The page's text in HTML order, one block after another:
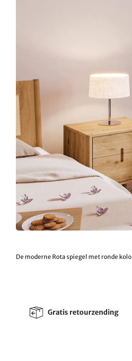
De moderne Rota spiegel met ronde
Gratis retourzending